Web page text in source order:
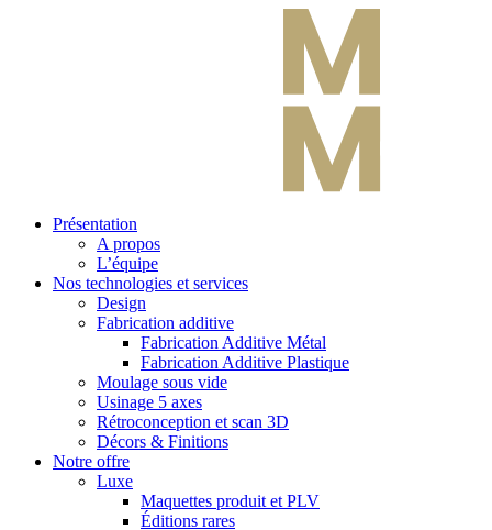
Présentation
A propos
L’équipe
Nos technologies et services
Design
Fabrication additive
Fabrication Additive Métal
Fabrication Additive Plastique
Moulage sous vide
Usinage 5 axes
Rétroconception et scan 3D
Décors & Finitions
Notre offre
Luxe
Maquettes produit et PLV
Éditions rares